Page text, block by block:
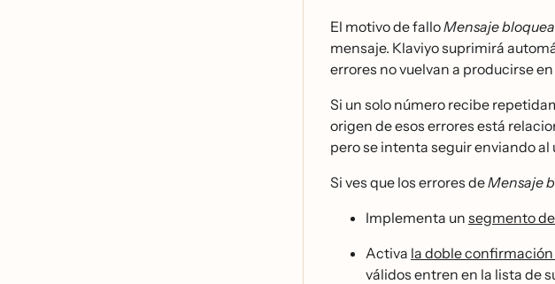
El motivo de falloMensaje
mensaje. Klaviyo suprimirá
errores no vuelvan a producirse
Si un solo número recibe
origen de esos errores está
pero se intenta seguir enviando al
Si ves que los errores deMensaje
Implementa un segmento
Activa la doble
válidos entren en la lista de